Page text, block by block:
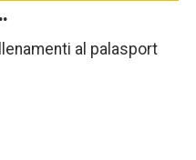
al palasport